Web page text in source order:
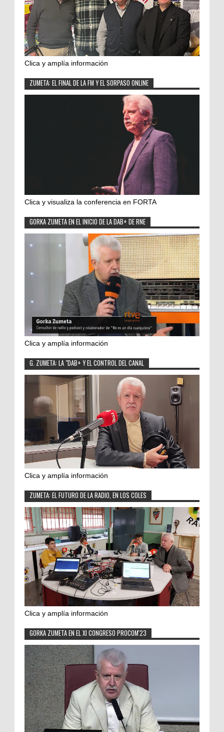
Clica y amplía información
ZUMETA: EL FINAL DE LA FM Y EL SORPASO ONLINE
Clica y visualiza la conferencia en FORTA
GORKA ZUMETA EN EL INICIO DE LA DAB+ DE RNE
Clica y amplía información
G. ZUMETA: LA "DAB+ Y EL CONTROL DEL CANAL
Clica y amplía información
ZUMETA: EL FUTURO DE LA RADIO, EN LOS COLES
Clica y amplía información
GORKA ZUMETA EN EL XI CONGRESO PROCOM'23